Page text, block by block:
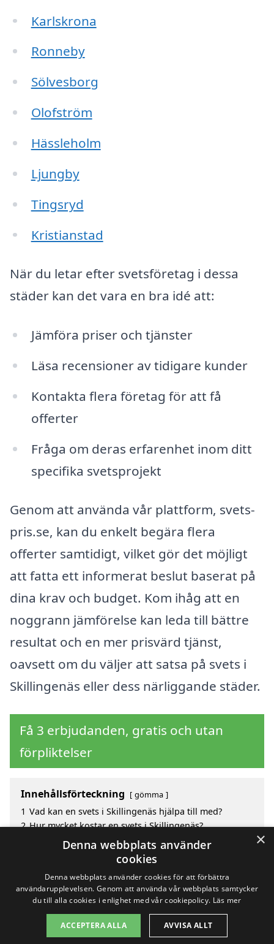
Karlskrona
Ronneby
Sölvesborg
Olofström
Hässleholm
Ljungby
Tingsryd
Kristianstad
När du letar efter svetsföretag i dessa
städer kan det vara en bra idé att:
Jämföra priser och tjänster
Läsa recensioner av tidigare kunder
Kontakta flera företag för att få
offerter
Fråga om deras erfarenhet inom ditt
specifika svetsprojekt
Genom att använda vår plattform, svets-
pris.se, kan du enkelt begära flera
offerter samtidigt, vilket gör det möjligt
att fatta ett informerat beslut baserat på
dina krav och budget. Kom ihåg att en
noggrann jämförelse kan leda till bättre
resultat och en mer prisvärd tjänst,
oavsett om du väljer att satsa på svets i
Skillingenäs eller dess närliggande städer.
Få 3 erbjudanden, gratis och utan
förpliktelser
Innehållsförteckning gömma
1 Vad kan en svets i Skillingenäs hjälpa till med?
2 Hur mycket kostar en svets i Skillingenäs?
Fördelar med att välja svets i Skillingenäs
Sök efter en skicklig svets i de omgivande städerna
Copyright 2026 - Pilanto Aps
Om / kontakt Blogg Webbplatskarta Villkor
×
Denna webbplats använder
cookies
Denna webbplats använder cookies för att förbättra
användarupplevelsen. Genom att använda vår webbplats samtycker
du till alla cookies i enlighet med vår cookiepolicy. Läs mer
ACCEPTERA ALLA AVVISA ALLT